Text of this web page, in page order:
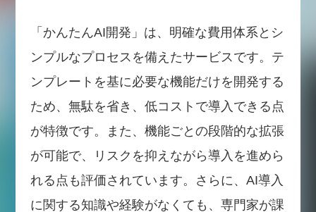
「かんたんAI開発」は、明確な費用体系とシ
ンプルなプロセスを備えたサービスです。テ
ンプレートを基に必要な機能だけを開発する
ため、無駄を省き、低コストで導入できる点
が特徴です。また、機能ごとの段階的な拡張
が可能で、リスクを抑えながら導入を進めら
れる点も評価されています。さらに、AI導入
に関する知識や経験がなくても、専門家が課